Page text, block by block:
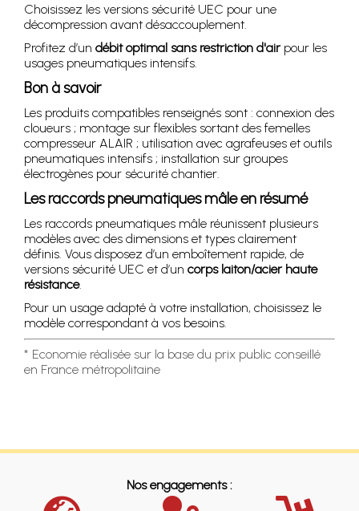
Choisissez les versions sécurité UEC pour une
décompression avant désaccouplement.
Profitez d’un débit optimal sans restriction d'airpour les
usages pneumatiques intensifs.
Bon à savoir
Les produits compatibles renseignés sont : connexion des
cloueurs ; montage sur flexibles sortant des femelles
compresseur ALAIR ; utilisation avec agrafeuses et outils
pneumatiques intensifs ; installation sur groupes
électrogènes pour sécurité chantier.
Les raccords pneumatiques mâle en résumé
Les raccords pneumatiques mâle réunissent plusieurs
modèles avec des dimensions et types clairement
définis. Vous disposez d’un emboîtement rapide, de
versions sécurité UEC et d’un corps laiton/acier haute
résistance.
Pour un usage adapté à votre installation, choisissez le
modèle correspondant à vos besoins.
* Economie réalisée sur la base du prix public conseillé
en France métropolitaine
Nos engagements :